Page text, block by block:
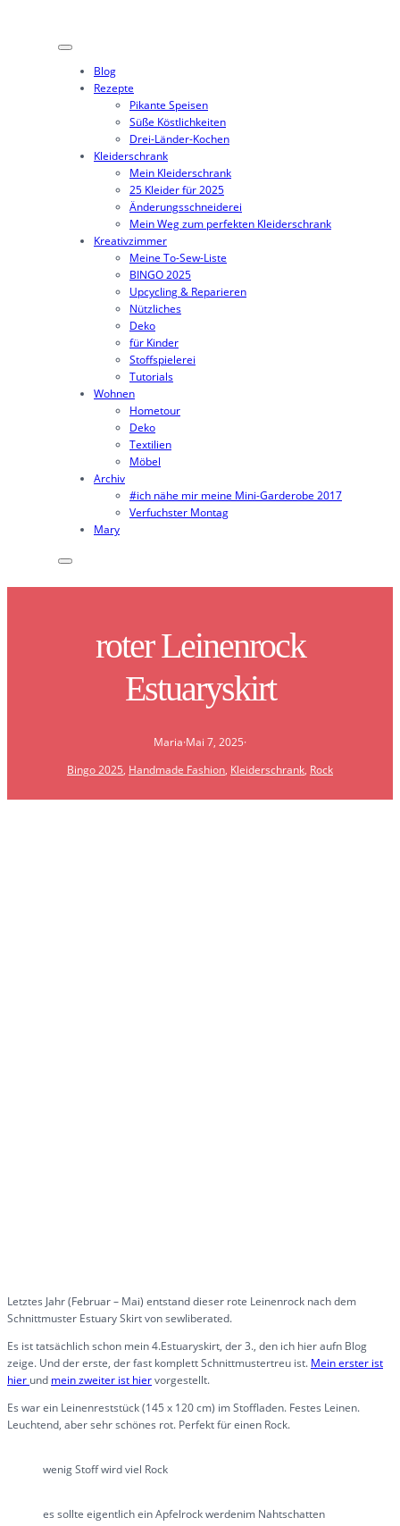
Blog
Rezepte
Pikante Speisen
Süße Köstlichkeiten
Drei-Länder-Kochen
Kleiderschrank
Mein Kleiderschrank
25 Kleider für 2025
Änderungsschneiderei
Mein Weg zum perfekten Kleiderschrank
Kreativzimmer
Meine To-Sew-Liste
BINGO 2025
Upcycling & Reparieren
Nützliches
Deko
für Kinder
Stoffspielerei
Tutorials
Wohnen
Hometour
Deko
Textilien
Möbel
Archiv
#ich nähe mir meine Mini-Garderobe 2017
Verfuchster Montag
Mary
roter Leinenrock
Estuaryskirt
Maria·Mai 7, 2025·
Bingo 2025, Handmade Fashion, Kleiderschrank, Rock
Letztes Jahr (Februar – Mai) entstand dieser rote Leinenrock nach dem
Schnittmuster Estuary Skirt von sewliberated.
Es ist tatsächlich schon mein 4.Estuaryskirt, der 3., den ich hier aufn Blog
zeige. Und der erste, der fast komplett Schnittmustertreu ist. Mein erster ist
hier und mein zweiter ist hiervorgestellt.
Es war ein Leinenreststück (145 x 120 cm) im Stoffladen. Festes Leinen.
Leuchtend, aber sehr schönes rot. Perfekt für einen Rock.
wenig Stoff wird viel Rock
es sollte eigentlich ein Apfelrock werdenim Nahtschatten